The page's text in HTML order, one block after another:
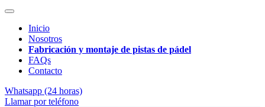
Inicio
Nosotros
Fabricación y montaje de pistas de pádel
FAQs
Contacto
Whatsapp (24 horas)
Llamar por teléfono